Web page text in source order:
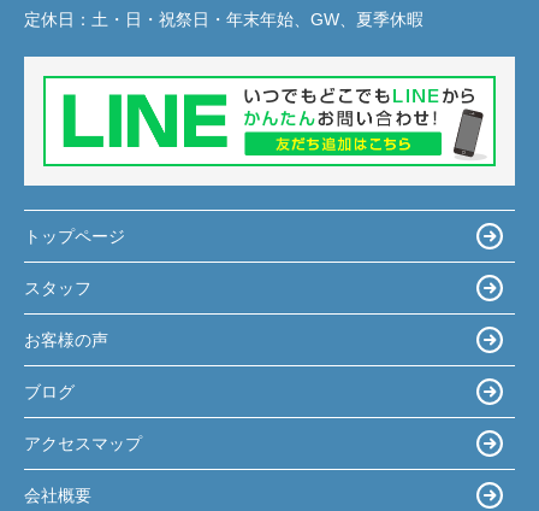
定休日： 土・日・祝祭日・年末年始、GW、夏季休暇
トップページ
スタッフ
お客様の声
ブログ
アクセスマップ
会社概要